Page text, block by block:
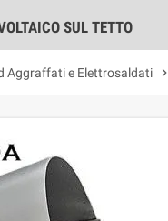
SUL TETTO
Aggraffati e Elettrosaldati chevron_right